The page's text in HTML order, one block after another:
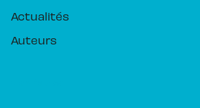
Actualités
Auteurs